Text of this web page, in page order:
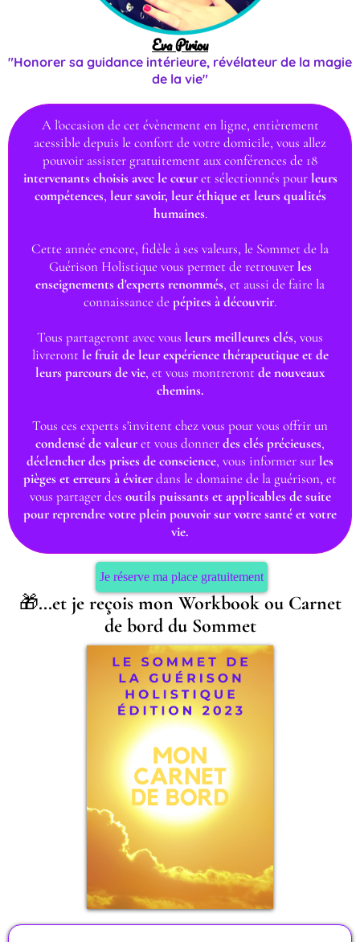
Eva Piriou
"Honorer sa guidance intérieure, révélateur de la magie
de la vie"
A l'occasion de cet évènement en ligne, entièrement
acessible depuis le confort de votre domicile, vous allez
pouvoir assister gratuitement aux conférences de 18
intervenants choisis avec le cœuret sélectionnés pourleurs
compétences, leur savoir, leur éthique et leurs qualités
humaines.
Cette année encore, fidèle à ses valeurs, le Sommet de la
Guérison Holistique vous permet de retrouverles
enseignements d'experts renommés, et aussi de faire la
connaissance de pépites à découvrir.
Tous partageront avec vous leurs meilleures clés, vous
livreront le fruit de leur expérience thérapeutique et de
leurs parcours de vie, et vous montreront de nouveaux
chemins.
Tous ces experts s'invitent chez vous pour vous offrir un
condensé de valeuret vous donnerdes clés précieuses,
déclencher des prises de conscience, vous informer surles
pièges et erreurs à éviterdans le domaine de la guérison, et
vous partager des outils puissants et applicables de suite
pour reprendre votre plein pouvoir sur votre santé et votre
vie.
Je réserve ma place gratuitement
🎁...et je reçois mon Workbook ou Carnet
de bord du Sommet